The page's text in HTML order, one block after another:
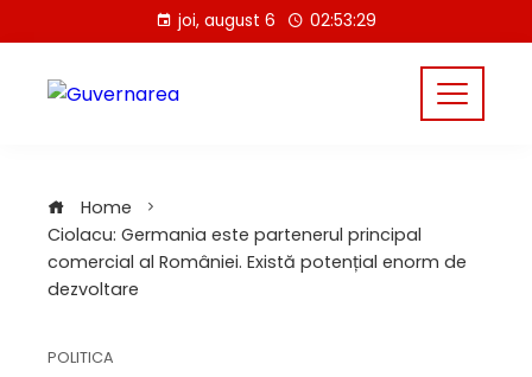
to
content
joi, august 6 02:53:29
Home
Ciolacu: Germania este partenerul principal
comercial al României. Există potențial enorm de
dezvoltare
POLITICA